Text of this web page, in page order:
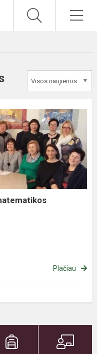
Plačiau